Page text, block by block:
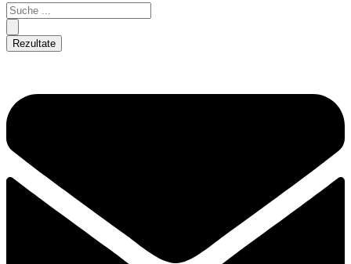
Rezultate